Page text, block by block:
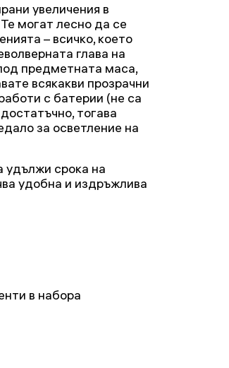
увеличения в
могат лесно да се
– всичко, което
глава на
предметната маса,
всякакви прозрачни
с батерии (не са
тогава
за осветление на
удължи срока на
удобна и издръжлива
в набора